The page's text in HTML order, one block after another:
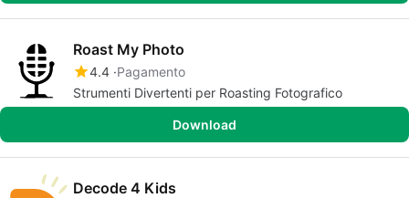
Roast My Photo
4.4 Pagamento
Strumenti Divertenti per Roasting Fotografico
Download
Decode 4 Kids